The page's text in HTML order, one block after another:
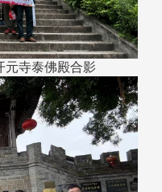
寺泰佛殿合影